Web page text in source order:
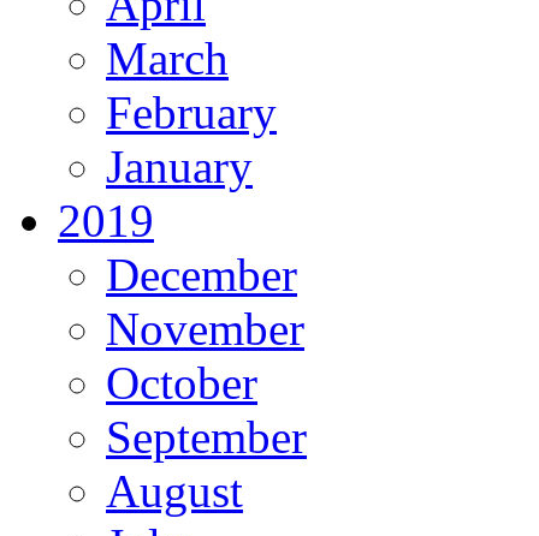
March
February
January
2019
December
November
October
September
August